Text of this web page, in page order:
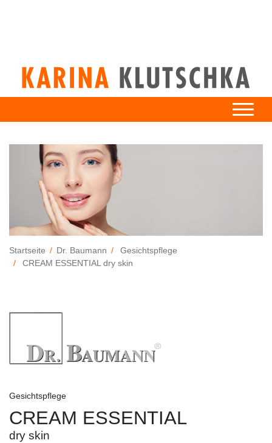
Startseite Dr. Baumann
Gesichtspflege
CREAM ESSENTIAL dry skin
Gesichtspflege
CREAM ESSENTIAL
dry skin